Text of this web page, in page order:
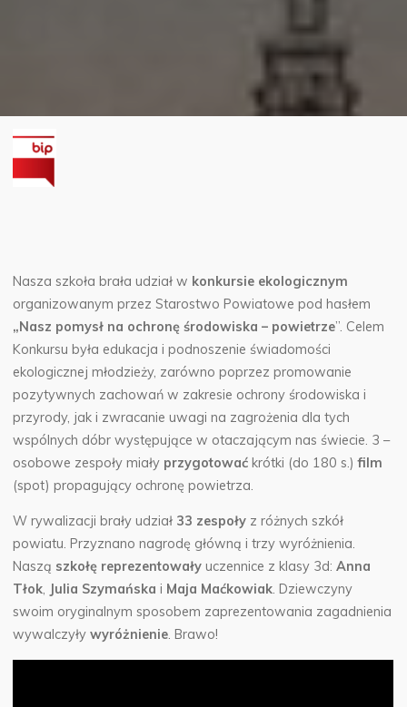
Nasza szkoła brała udział w konkursie ekologicznym
organizowanym przez Starostwo Powiatowe pod hasłem
„Nasz pomysł na ochronę środowiska – powietrze”. Celem
Konkursu była edukacja i podnoszenie świadomości
ekologicznej młodzieży, zarówno poprzez promowanie
pozytywnych zachowań w zakresie ochrony środowiska i
przyrody, jak i zwracanie uwagi na zagrożenia dla tych
wspólnych dóbr występujące w otaczającym nas świecie. 3 –
osobowe zespoły miały przygotować krótki (do 180 s.)film
(spot) propagujący ochronę powietrza.
W rywalizacji brały udział 33 zespoły z różnych szkół
powiatu. Przyznano nagrodę główną i trzy wyróżnienia.
Naszą szkołę reprezentowały uczennice z klasy 3d:Anna
Tłok, Julia Szymańska i Maja Maćkowiak. Dziewczyny
swoim oryginalnym sposobem zaprezentowania zagadnienia
wywalczyływyróżnienie. Brawo!